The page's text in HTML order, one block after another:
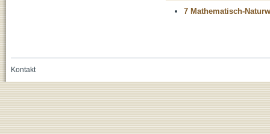
7 Mathematisch-
Kontakt